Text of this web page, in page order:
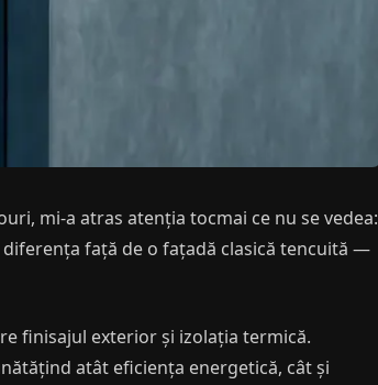
mi-a atras atenția tocmai ce nu se vedea:
față de o fațadă clasică tencuită —
finisajul exterior și izolația termică.
atât eficiența energetică, cât și